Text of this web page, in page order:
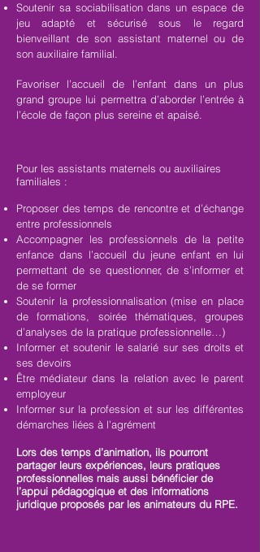
Soutenir sa sociabilisation dans un espace de
jeu adapté et sécurisé sous le regard
bienveillant de son assistant maternel ou de
son auxiliaire familial.
Favoriser l’accueil de l’enfant dans un plus
grand groupe lui permettra d’aborder l’entrée à
l’école de façon plus sereine et apaisé.
Pour les assistants maternels ou auxiliaires
familiales :
Proposer des temps de rencontre et d’échange
entre professionnels
Accompagner les professionnels de la petite
enfance dans l’accueil du jeune enfant en lui
permettant de se questionner, de s’informer et
de se former
Soutenir la professionnalisation (mise en place
de formations, soirée thématiques, groupes
d’analyses de la pratique professionnelle…)
Informer et soutenir le salarié sur ses droits et
ses devoirs
Être médiateur dans la relation avec le parent
employeur
Informer sur la profession et sur les différentes
démarches liées à l’agrément
Lors des temps d’animation, ils pourront
partager leurs expériences, leurs pratiques
professionnelles mais aussi bénéficier de
l’appui pédagogique et des informations
juridique proposés par les animateurs du RPE.